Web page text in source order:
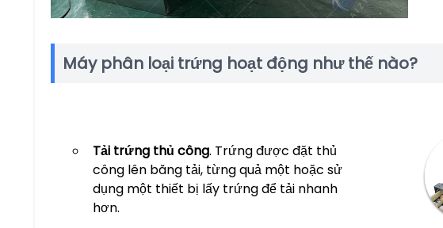
Máy phân loại trứng hoạt động như thế nào?
Tải trứng thủ công. Trứng được đặt thủ
công lên băng tải, từng quả một hoặc sử
dụng một thiết bị lấy trứng để tải nhanh
hơn.